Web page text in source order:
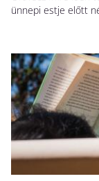
ünnepi estje előtt